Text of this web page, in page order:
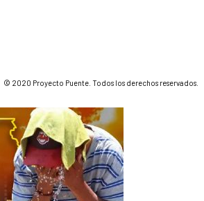
© 2020 Proyecto Puente. Todos los derechos reservados.